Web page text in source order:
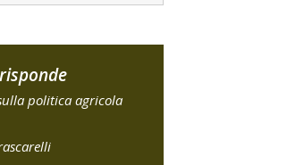
politica agricola